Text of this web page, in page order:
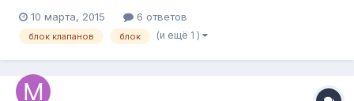
10 марта, 2015 6 ответов
блок клапанов блок (и ещё 1 )